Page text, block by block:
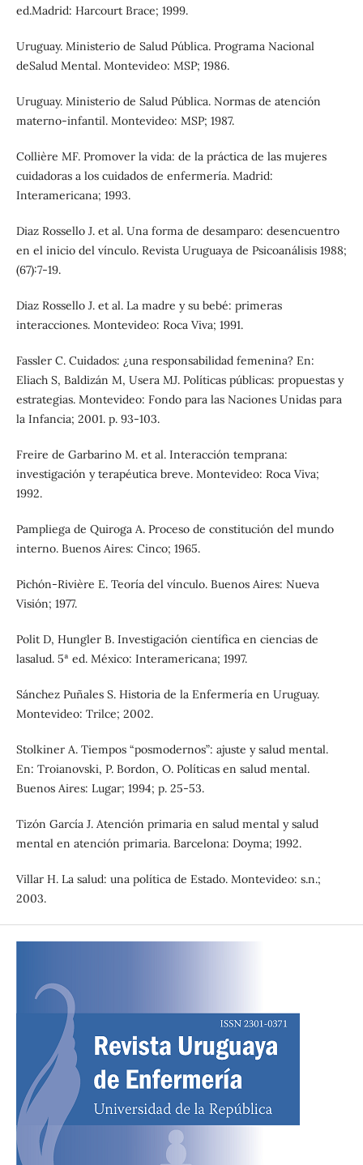
ed.Madrid: Harcourt Brace; 1999.
Uruguay. Ministerio de Salud Pública. Programa Nacional
deSalud Mental. Montevideo: MSP; 1986.
Uruguay. Ministerio de Salud Pública. Normas de atención
materno-infantil. Montevideo: MSP; 1987.
Collière MF. Promover la vida: de la práctica de las mujeres
cuidadoras a los cuidados de enfermería. Madrid:
Interamericana; 1993.
Diaz Rossello J. et al. Una forma de desamparo: desencuentro
en el inicio del vínculo. Revista Uruguaya de Psicoanálisis 1988;
(67):7-19.
Diaz Rossello J. et al. La madre y su bebé: primeras
interacciones. Montevideo: Roca Viva; 1991.
Fassler C. Cuidados: ¿una responsabilidad femenina? En:
Eliach S, Baldizán M, Usera MJ. Políticas públicas: propuestas y
estrategias. Montevideo: Fondo para las Naciones Unidas para
la Infancia; 2001. p. 93-103.
Freire de Garbarino M. et al. Interacción temprana:
investigación y terapéutica breve. Montevideo: Roca Viva;
1992.
Pampliega de Quiroga A. Proceso de constitución del mundo
interno. Buenos Aires: Cinco; 1965.
Pichón-Rivière E. Teoría del vínculo. Buenos Aires: Nueva
Visión; 1977.
Polit D, Hungler B. Investigación científica en ciencias de
lasalud. 5ª ed. México: Interamericana; 1997.
Sánchez Puñales S. Historia de la Enfermería en Uruguay.
Montevideo: Trilce; 2002.
Stolkiner A. Tiempos “posmodernos”: ajuste y salud mental.
En: Troianovski, P. Bordon, O. Políticas en salud mental.
Buenos Aires: Lugar; 1994; p. 25-53.
Tizón García J. Atención primaria en salud mental y salud
mental en atención primaria. Barcelona: Doyma; 1992.
Villar H. La salud: una política de Estado. Montevideo: s.n.;
2003.